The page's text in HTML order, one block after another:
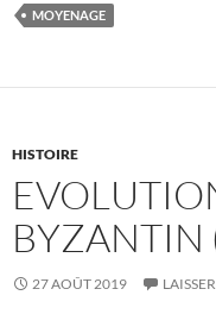
MOYENAGE
HISTOIRE
BYZANTIN
27 AOÛT 2019